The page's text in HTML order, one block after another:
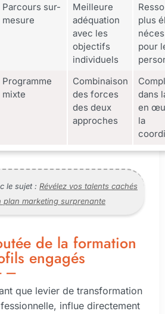
Parcours sur-
mesure
Meilleure
adéquation
avec les
objectifs
individuels
plus
pour
Programme
mixte
Combinaison
des forces
des deux
approches
dans
en
la
le sujet : Révélez vos talents cachés
plan marketing surprenante
de la formation
engagés
que levier de transformation
influe directement